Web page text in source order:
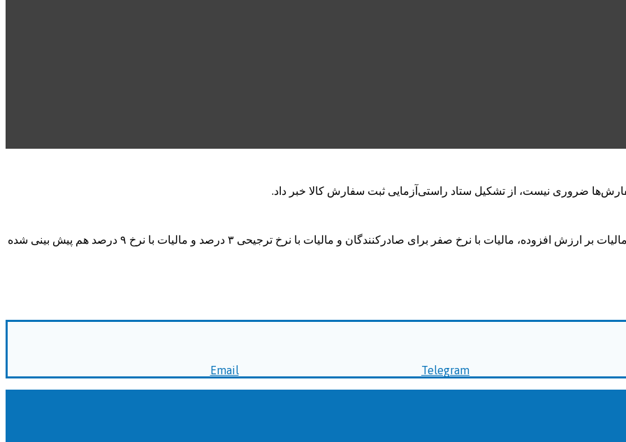
ضروری نیست، از تشکیل ستاد راستی‌آزمایی ثبت سفارش کالا خبر داد.
🔹رحیم زارع عضو کمیسیون اقتصادی مجلس: در لایحه اصلاح قانون مالیات بر ارزش افزوده، مالیات با نرخ صفر برای صادرکنندگان و مالیات با نرخ ترجیحی ۳ درصد و مالیات با نرخ ۹ درصد هم پیش بینی شده
Telegram
Email